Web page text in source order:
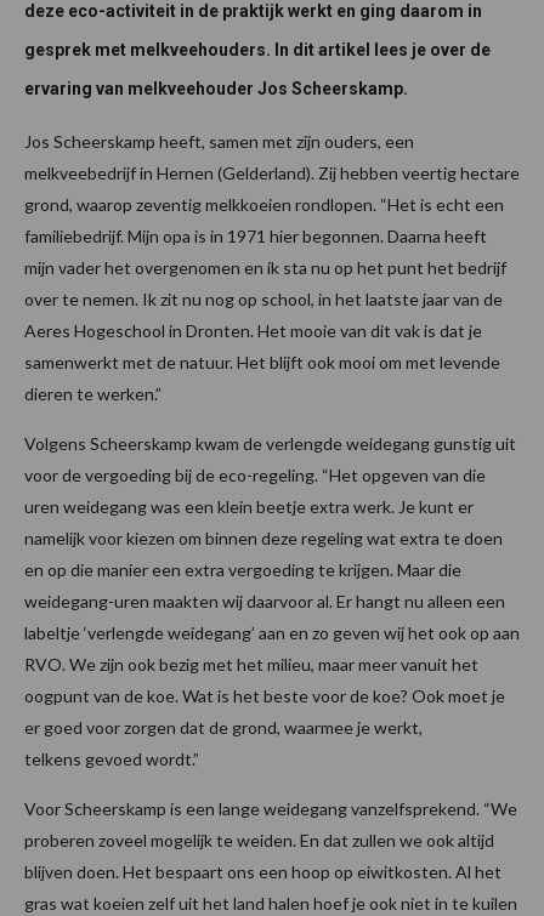
deze eco-activiteit in de praktijk werkt en ging daarom in
gesprek met melkveehouders. In dit artikel lees je over de
ervaring van melkveehouder Jos Scheerskamp.
Jos Scheerskamp heeft, samen met zijn ouders, een
melkveebedrijf in Hernen (Gelderland). Zij hebben veertig hectare
grond, waarop zeventig melkkoeien rondlopen. “Het is echt een
familiebedrijf. Mijn opa is in 1971 hier begonnen. Daarna heeft
mijn vader het overgenomen en ik sta nu op het punt het bedrijf
over te nemen. Ik zit nu nog op school, in het laatste jaar van de
Aeres Hogeschool in Dronten. Het mooie van dit vak is dat je
samenwerkt met de natuur. Het blijft ook mooi om met levende
dieren te werken.”
Volgens Scheerskamp kwam de verlengde weidegang gunstig uit
voor de vergoeding bij de eco-regeling. “Het opgeven van die
uren weidegang was een klein beetje extra werk. Je kunt er
namelijk voor kiezen om binnen deze regeling wat extra te doen
en op die manier een extra vergoeding te krijgen. Maar die
weidegang-uren maakten wij daarvoor al. Er hangt nu alleen een
labeltje ‘verlengde weidegang’ aan en zo geven wij het ook op aan
RVO. We zijn ook bezig met het milieu, maar meer vanuit het
oogpunt van de koe. Wat is het beste voor de koe? Ook moet je
er goed voor zorgen dat de grond, waarmee je werkt,
telkens gevoed wordt.”
Voor Scheerskamp is een lange weidegang vanzelfsprekend. “We
proberen zoveel mogelijk te weiden. En dat zullen we ook altijd
blijven doen. Het bespaart ons een hoop op eiwitkosten. Al het
gras wat koeien zelf uit het land halen hoef je ook niet in te kuilen